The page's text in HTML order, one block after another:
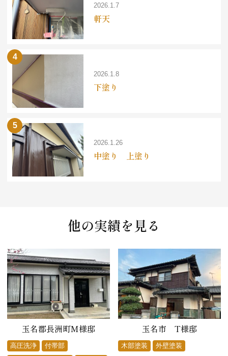
2026.1.7
軒天
2026.1.8
下塗り
2026.1.26
中塗り 上塗り
他の実績を見る
玉名郡長洲町M様邸
高圧洗浄
付帯部
玉名市 T様邸
木部塗装 外壁塗装